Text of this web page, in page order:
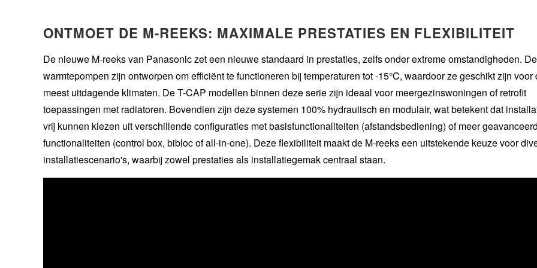
ONTMOET DE M-REEKS: MAXIMALE PRESTATIES EN FLEXIBILITEIT
De nieuwe M-reeks van Panasonic zet een nieuwe standaard in prestaties, zelfs onder extreme omstandigheden. De
warmtepompen zijn ontworpen om efficiënt te functioneren bij temperaturen tot -15°C, waardoor ze geschikt zijn voor
meest uitdagende klimaten. De T-CAP modellen binnen deze serie zijn ideaal voor meergezinswoningen of retrofit
toepassingen met radiatoren. Bovendien zijn deze systemen 100% hydraulisch en modulair, wat betekent dat
vrij kunnen kiezen uit verschillende configuraties met basisfunctionaliteiten (afstandsbediening) of meer
functionaliteiten (control box, bibloc of all-in-one). Deze flexibiliteit maakt de M-reeks een uitstekende keuze voor
installatiescenario's, waarbij zowel prestaties als installatiegemak centraal staan.